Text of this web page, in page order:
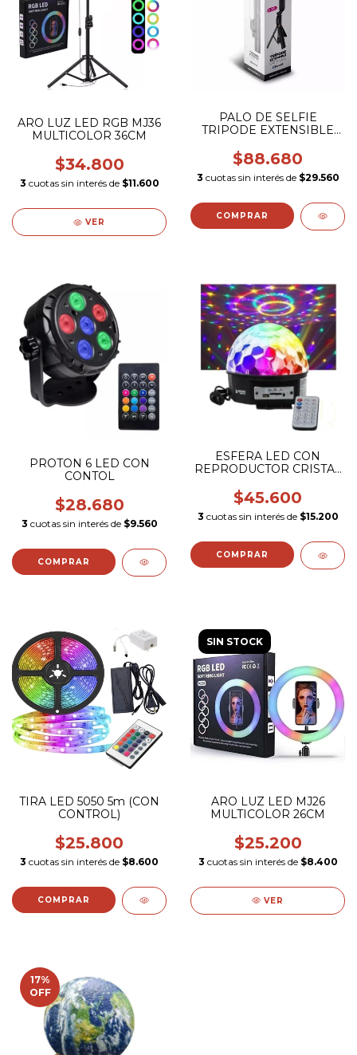
ARO LUZ LED RGB MJ36
MULTICOLOR 36CM
$34.800
3 cuotas sin interés de $11.600
VER
PALO DE SELFIE
TRIPODE EXTENSIBLE
$88.680
3 cuotas sin interés de $29.560
PROTON 6 LED CON
CONTOL
$28.680
3 cuotas sin interés de $9.560
ESFERA LED CON
REPRODUCTOR CRISTAL
$45.600
3 cuotas sin interés de $15.200
TIRA LED 5050 5m (CON
CONTROL)
$25.800
3 cuotas sin interés de $8.600
SIN STOCK
ARO LUZ LED MJ26
MULTICOLOR 26CM
$25.200
3 cuotas sin interés de $8.400
VER
17%
OFF